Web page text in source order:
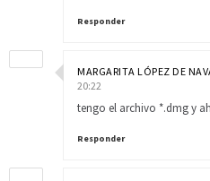
Responder
MARGARITA LÓPEZ DE
20:22
tengo el archivo *.dmg y
Responder